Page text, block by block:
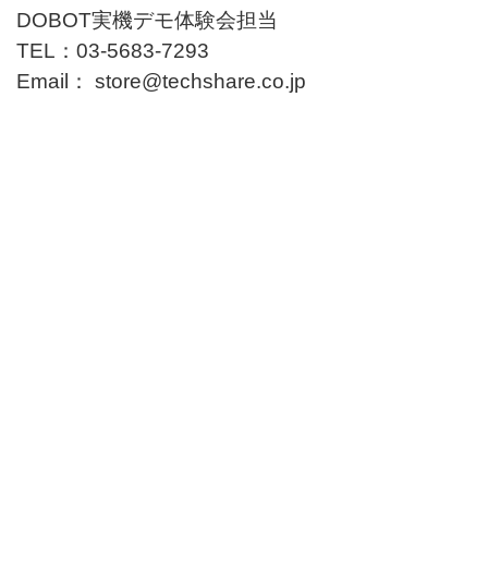
DOBOT実機デモ体験会担当
TEL：03-5683-7293
Email： store@techshare.co.jp